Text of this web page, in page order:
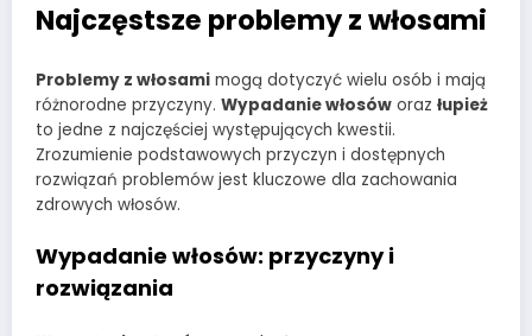
Najczęstsze problemy z włosami
Problemy z włosami mogą dotyczyć wielu osób i mają
różnorodne przyczyny. Wypadanie włosów oraz łupież
to jedne z najczęściej występujących kwestii.
Zrozumienie podstawowych przyczyn i dostępnych
rozwiązań problemów jest kluczowe dla zachowania
zdrowych włosów.
Wypadanie włosów: przyczyny i
rozwiązania